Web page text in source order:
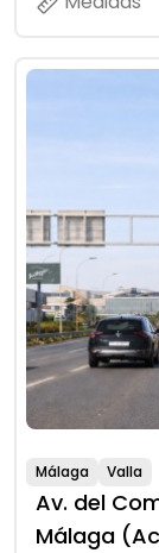
Málaga Valla
Av. del
Málaga